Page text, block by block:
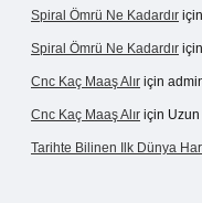
Spiral Ömrü Ne Kadardır için
Spiral Ömrü Ne Kadardır için
Cnc Kaç Maaş Alır için
Cnc Kaç Maaş Alır için Uzun
Tarihte Bilinen Ilk Dünya